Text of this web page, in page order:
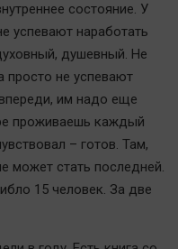
состояние. У
успевают наработать
душевный. Не
просто не успевают
им надо еще
проживаешь каждый
– готов. Там,
может стать последней.
15 человек. За две